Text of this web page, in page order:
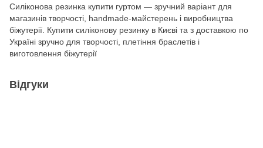
Силіконова резинка купити гуртом — зручний варіант для
магазинів творчості, handmade-майстерень і виробництва
біжутерії. Купити силіконову резинку в Києві та з доставкою по
Україні зручно для творчості, плетіння браслетів і
виготовлення біжутерії
Відгуки